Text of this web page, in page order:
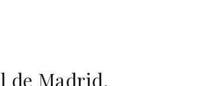
de Madrid,